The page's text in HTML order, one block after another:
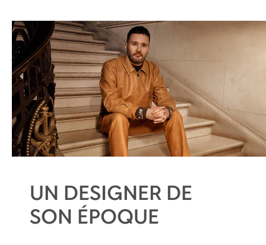
UN DESIGNER DE
SON ÉPOQUE